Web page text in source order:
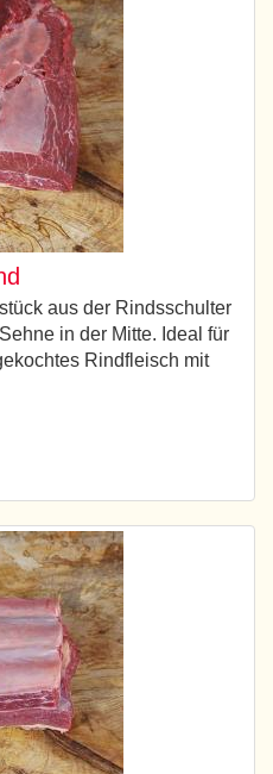
aus der Rindsschulter
in der Mitte. Ideal für
Rindfleisch mit